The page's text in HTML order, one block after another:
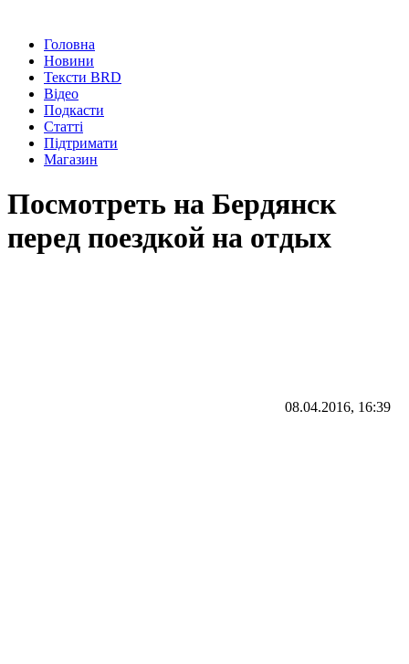
Головна
Новини
Тексти BRD
Відео
Подкасти
Статті
Підтримати
Магазин
Посмотреть на Бердянск
перед поездкой на отдых
08.04.2016, 16:39